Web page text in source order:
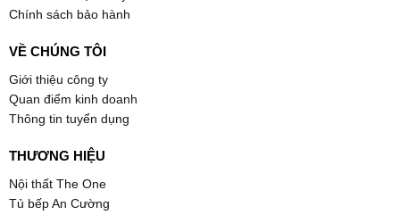
Chính sách bảo hành
VỀ CHÚNG TÔI
Giới thiệu công ty
Quan điểm kinh doanh
Thông tin tuyển dụng
THƯƠNG HIỆU
Nội thất The One
Tủ bếp An Cường